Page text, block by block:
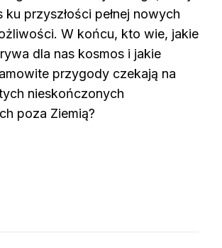
ku przyszłości pełnej nowych
W końcu, kto wie, jakie
dla nas kosmos i jakie
przygody czekają na
nieskończonych
poza Ziemią?